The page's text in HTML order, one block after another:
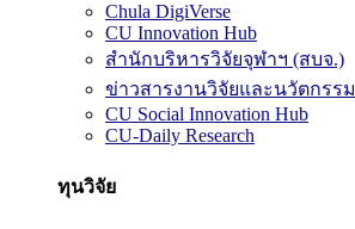
Chula DigiVerse
CU Innovation Hub
สำนักบริหารวิจัยจุฬาฯ (สบจ.)
ข่าวสารงานวิจัยและนวัตกรรม
CU Social Innovation Hub
CU-Daily Research
ทุนวิจัย